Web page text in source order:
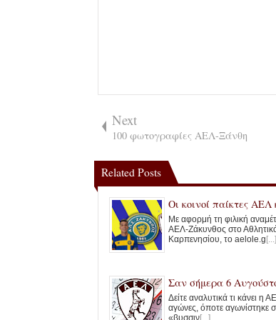
Next
100 φωτογραφίες ΑΕΛ-Ξάνθη
Related Posts
Οι κοινοί παίκτες
Με αφορμή τη φιλική
ΑΕΛ-Ζάκυνθος στο
Καρπενησίου, το aelole.g [...]
Σαν σήμερα 6
Δείτε αναλυτικά τι κάνει η
αγώνες, όποτε αγωνίστηκε